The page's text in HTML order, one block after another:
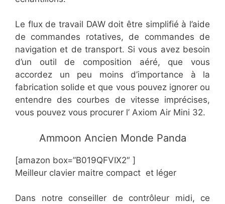
Le flux de travail DAW doit être simplifié à l’aide
de commandes rotatives, de commandes de
navigation et de transport. Si vous avez besoin
d’un outil de composition aéré, que vous
accordez un peu moins d’importance à la
fabrication solide et que vous pouvez ignorer ou
entendre des courbes de vitesse imprécises,
vous pouvez vous procurer l’ Axiom Air Mini 32.
​Ammoon Ancien Monde Panda
[amazon box=”​​B019QFVIX2″ ]
Meilleur clavier maitre compact et léger
Dans notre conseiller de contrôleur midi, ce